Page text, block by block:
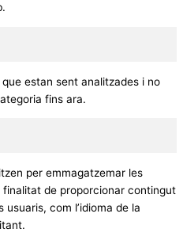
estan sent analitzades i no
fins ara.
per emmagatzemar les
de proporcionar contingut
com l’idioma de la